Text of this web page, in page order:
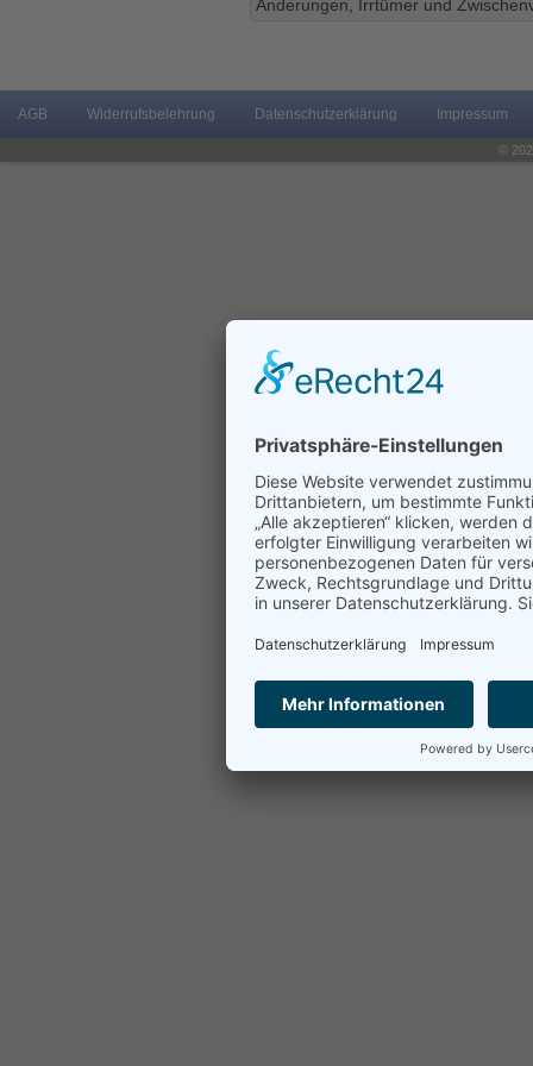
Änderungen, Irrtümer und
AGB Widerrufsbelehrung Datenschutzerklärung Impressum
©